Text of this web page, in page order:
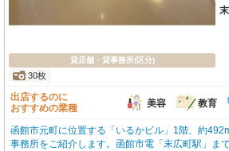
貸店舗・貸事務所(区分)
30枚
出店するのに
おすすめの業種
美容 教育
函館市元町に位置する「いるかビル」1階、約
事務所をご紹介します。函館市電「末広町駅」ま